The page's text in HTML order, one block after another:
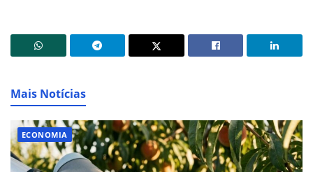
Mais Notícias
ECONOMIA